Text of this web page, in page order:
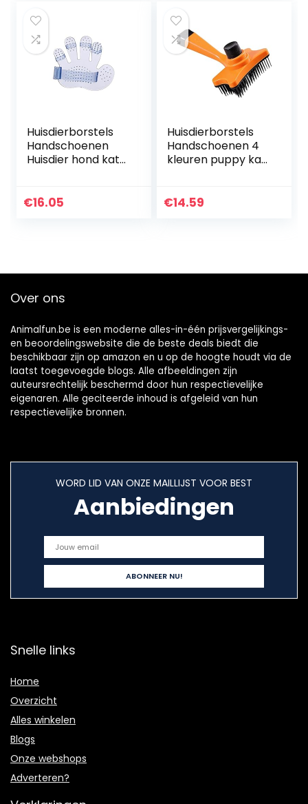
Huisdierborstels
Handschoenen
Huisdier hond kat
handschoen haar
€16.05
Huisdierborstels
Handschoenen 4
kleuren puppy kat
plastic huisdier
€14.59
Over ons
Animalfun.be is een moderne alles-in-één prijsvergelijkings-
en beoordelingswebsite die de beste deals biedt die
beschikbaar zijn op amazon en u op de hoogte houdt via de
laatst toegevoegde blogs. Alle afbeeldingen zijn
auteursrechtelijk beschermd door hun respectievelijke
eigenaren. Alle geciteerde inhoud is afgeleid van hun
respectievelijke bronnen.
WORD LID VAN ONZE MAILLIJST VOOR BEST
Aanbiedingen
Snelle links
Home
Overzicht
Alles winkelen
Blogs
Onze webshops
Adverteren?